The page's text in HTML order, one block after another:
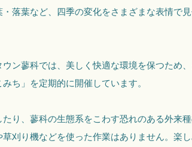
落葉など、四季の変化をさまざまな表情で
ン蓼科では、美しく快適な環境を保つため
ち」を定期的に開催しています。
り、蓼科の生態系をこわす恐れのある外来
刈り機などを使った作業はありません。楽